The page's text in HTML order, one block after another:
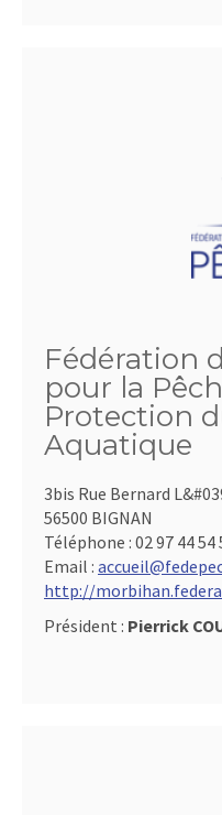
Fédération
pour la
Protection
Aquatique
3bis Rue Bernard
56500 BIGNAN
Téléphone : 02 97 44 54
Email :
http://
Président : Pierrick